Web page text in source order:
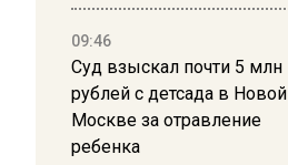
09:46
Суд взыскал почти 5 млн
рублей с детсада в Новой
Москве за отравление
ребенка